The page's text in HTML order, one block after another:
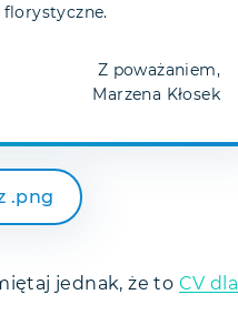
Z poważaniem,
Marzena Kłosek
.png
jednak, że to CV dla